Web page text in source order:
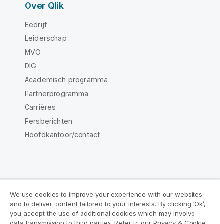
Over Qlik
Bedrijf
Leiderschap
MVO
DIG
Academisch programma
Partnerprogramma
Carrières
Persberichten
Hoofdkantoor/contact
Juridische overeenkomsten
We use cookies to improve your experience with our websites
and to deliver content tailored to your interests. By clicking ‘Ok’,
you accept the use of additional cookies which may involve